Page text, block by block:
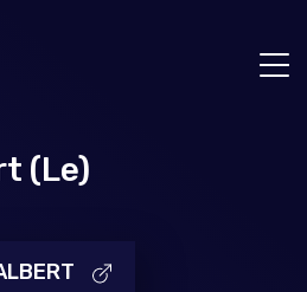
(Le)